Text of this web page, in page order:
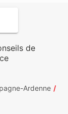
de
Ardenne